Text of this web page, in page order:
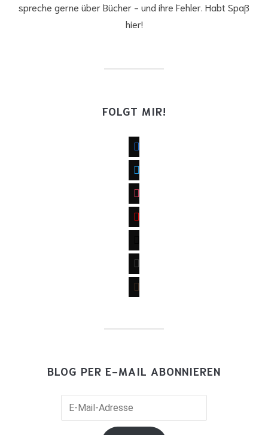
spreche gerne über Bücher - und ihre Fehler. Habt Spaß
hier!
FOLGT MIR!
facebook
twitter
instagram
youtube
wordpress
goodreads
BLOG PER E-MAIL ABONNIEREN